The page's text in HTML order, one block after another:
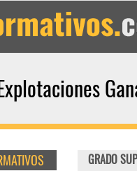
GRADO